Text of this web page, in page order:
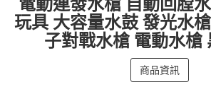
電動連發水槍 自動回膛
玩具 大容量水鼓 發光水
子對戰水槍 電動水槍
商品資訊